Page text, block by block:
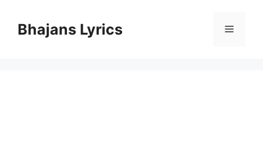
contentBhajans Lyrics Menu